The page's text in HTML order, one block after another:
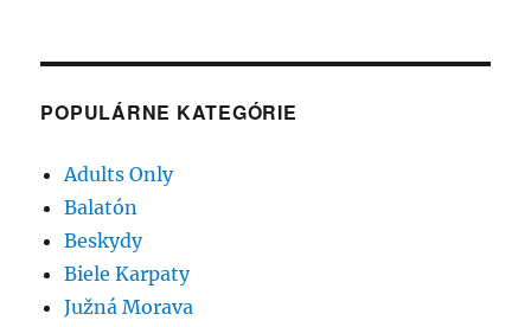
POPULÁRNE KATEGÓRIE
Adults Only
Balatón
Beskydy
Biele Karpaty
Južná Morava